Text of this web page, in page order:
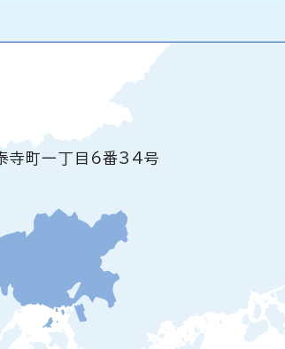
寺町一丁目6番34号